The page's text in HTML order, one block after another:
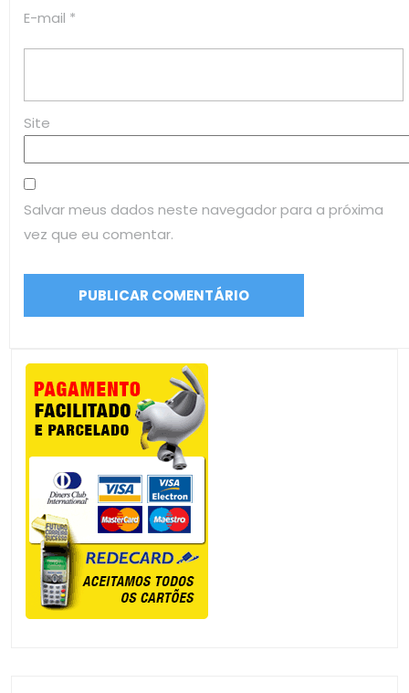
E-mail *
Site
Salvar meus dados neste navegador para a próxima
vez que eu comentar.